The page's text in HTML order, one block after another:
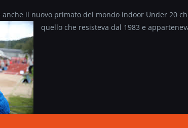
anche il nuovo primato del mondo indoor Under 20
quello che resisteva dal 1983 e